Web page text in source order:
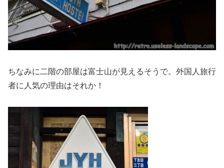
ちなみに二階の部屋は富士山が見えるそうで。外国人旅行
者に人気の理由はそれか！